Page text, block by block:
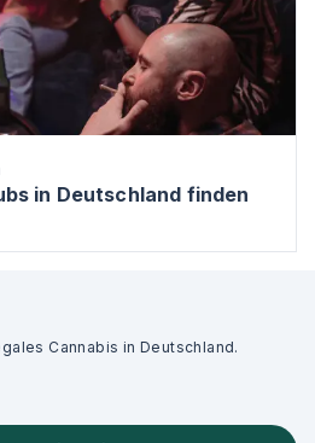
in Deutschland finden
Cannabis in Deutschland.